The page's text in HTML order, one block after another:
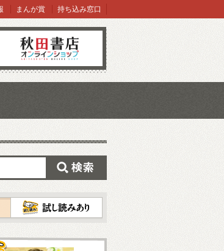
ンラインショップ
まんが賞 持ち込み窓口